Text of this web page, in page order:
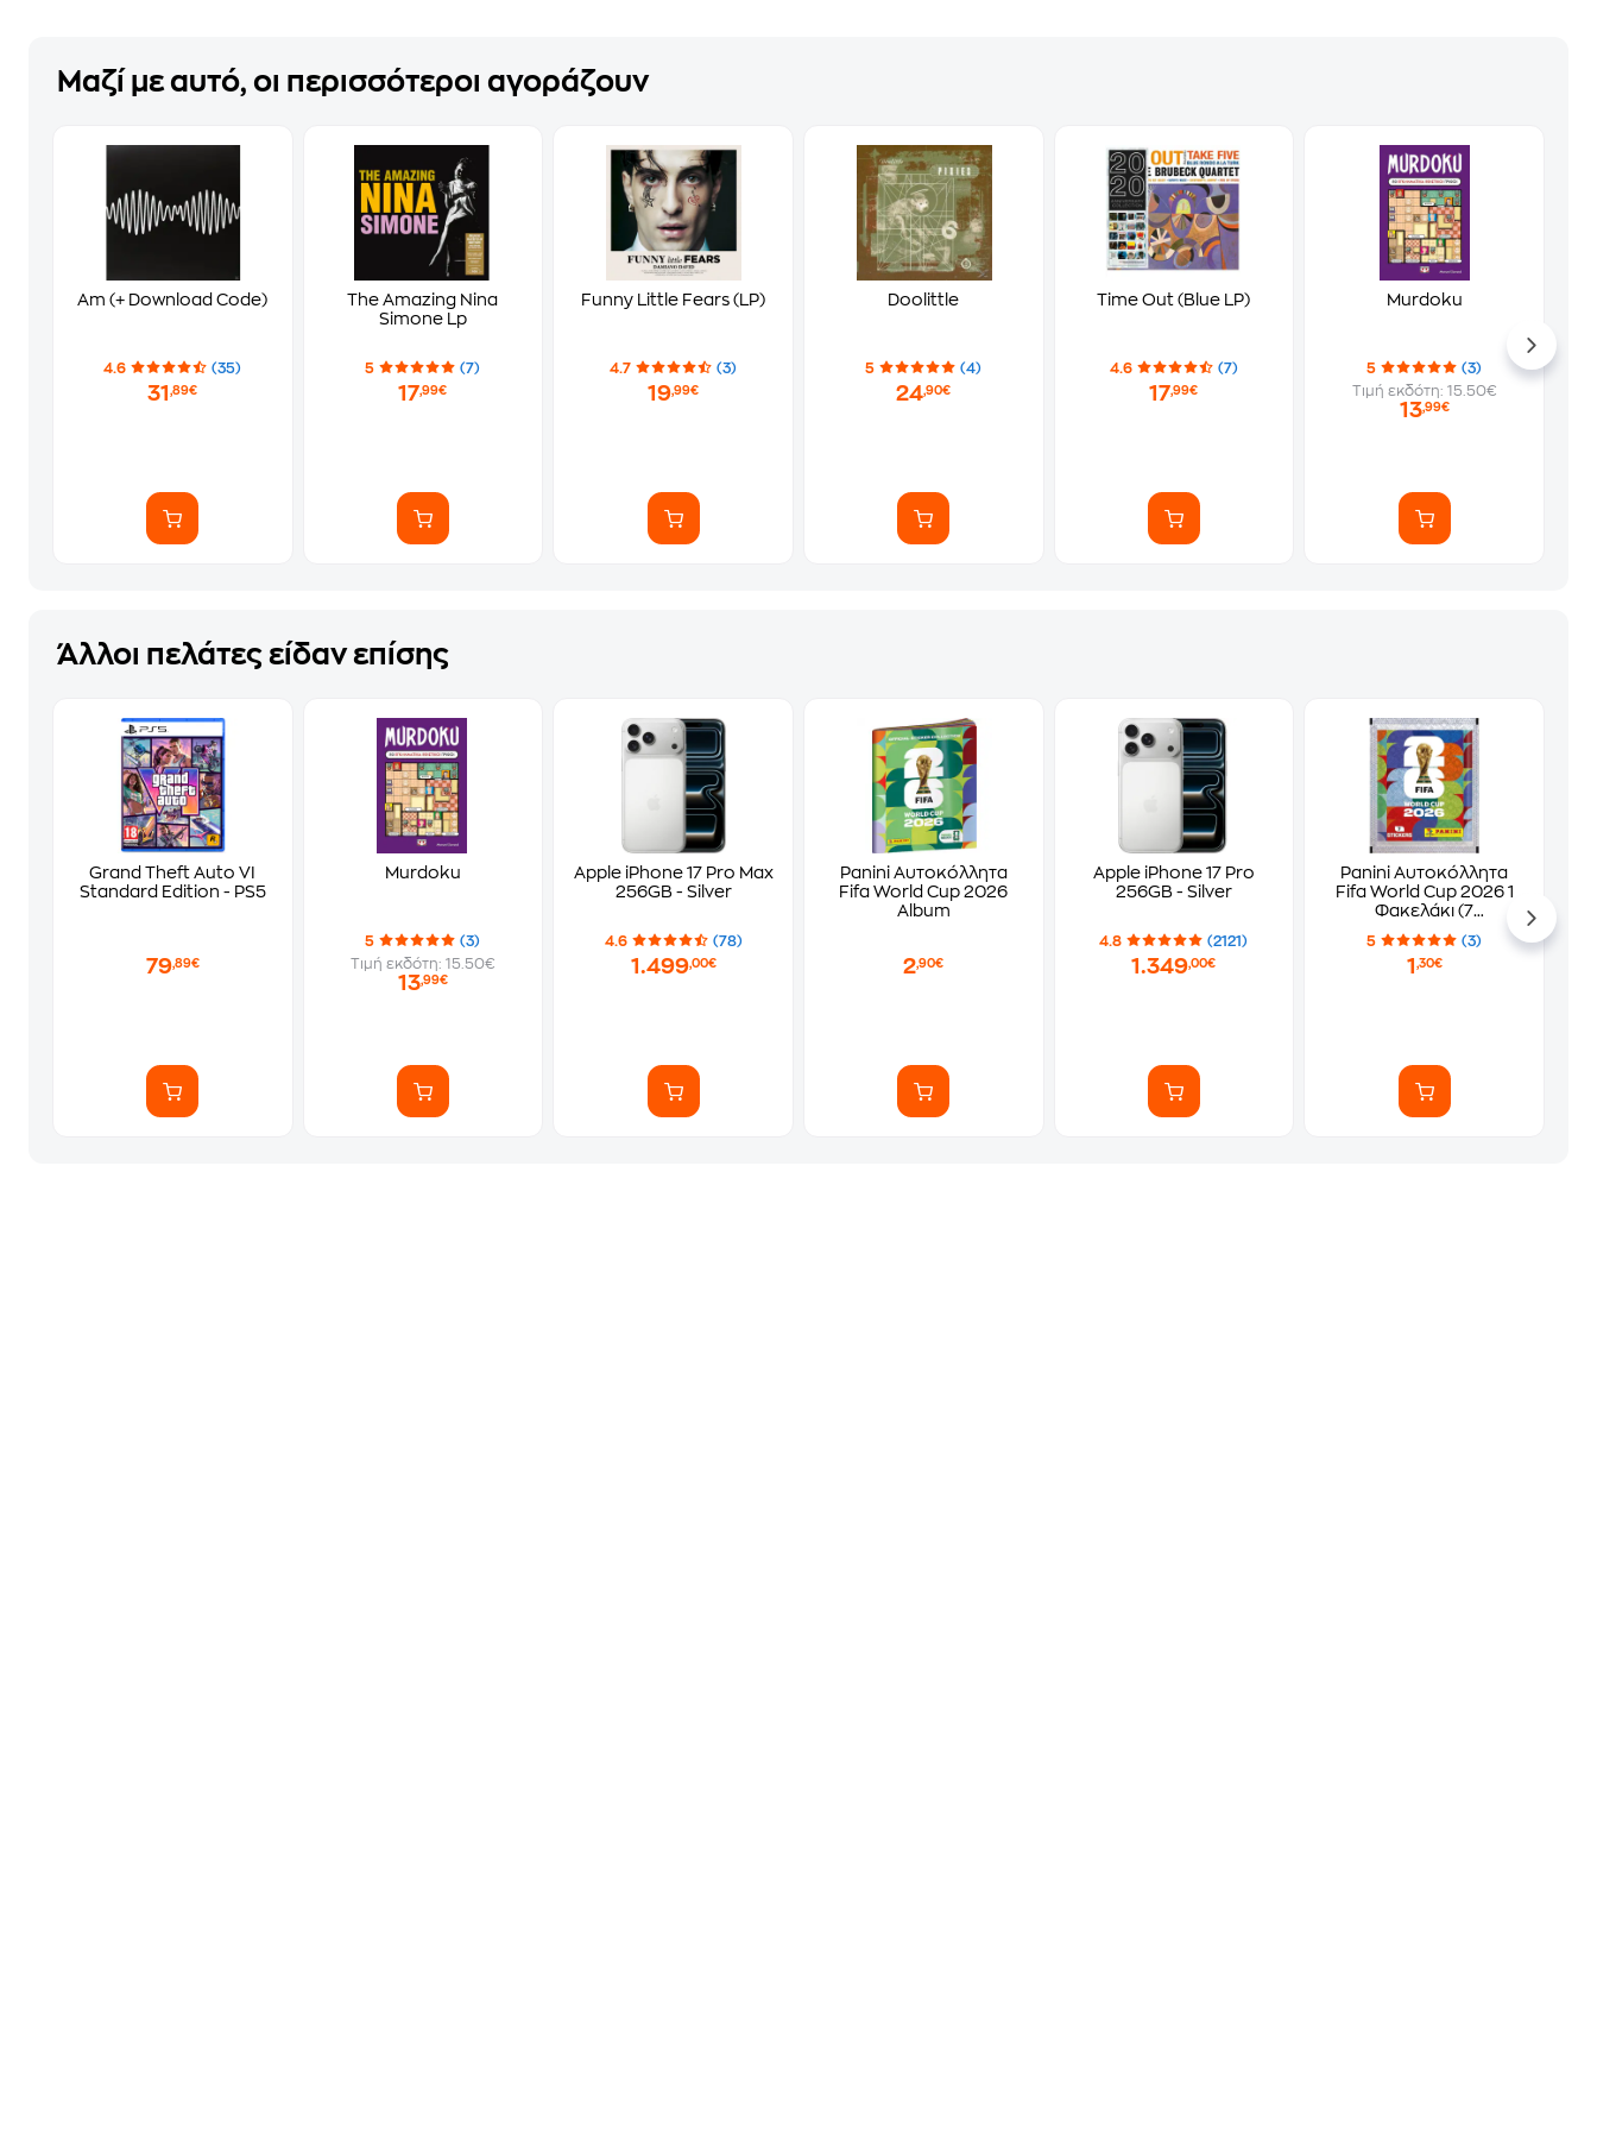
Μαζί με αυτό, οι περισσότεροι αγοράζουν
Am (+ Download Code)
4.6 (35)
31,89€
The Amazing Nina
Simone Lp
5 (7)
17,99€
Funny Little Fears (LP)
4.7 (3)
19,99€
Doolittle
5 (4)
24,90€
Time Out (Blue LP)
4.6 (7)
17,99€
Murdoku
5
(3)
Τιμή εκδότη: 15.50€
13,99€
Άλλοι πελάτες είδαν επίσης
Grand Theft Auto VI
Standard Edition - PS5
79,89€
Murdoku
5
(3)
Τιμή εκδότη: 15.50€
13,99€
Apple iPhone 17 Pro Max
256GB - Silver
4.6 (78)
1.499,00€
Panini Αυτοκόλλητα
Fifa World Cup 2026
Album
2,90€
Apple iPhone 17 Pro
256GB - Silver
4.8 (2121)
1.349,00€
Panini Αυτοκόλλητα
Fifa World Cup 2026 1
Φακελάκι (7
Αυτοκόλλητα)
5 (3)
1 ,30€